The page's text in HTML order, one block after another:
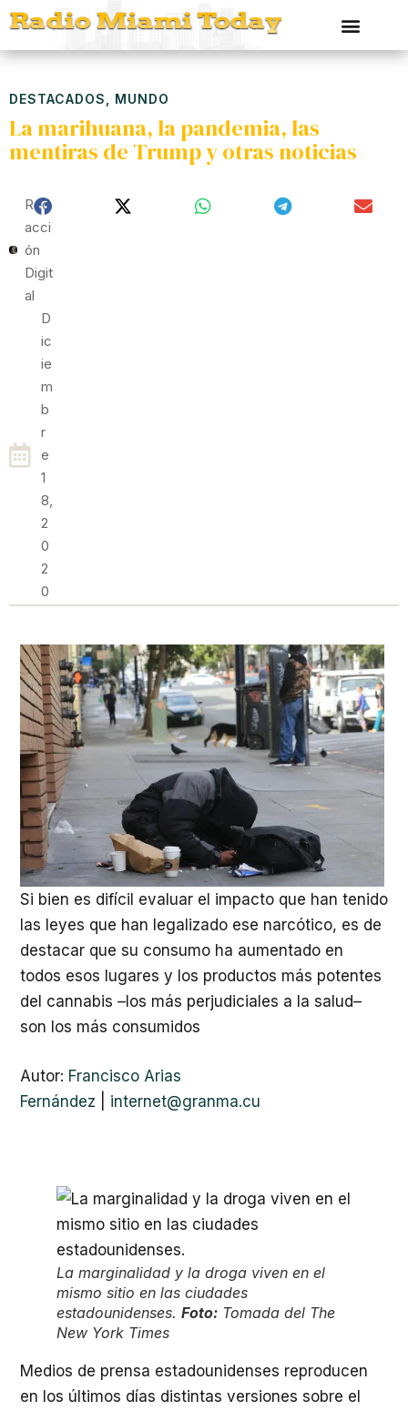
DESTACADOS MUNDO
La marihuana, la pandemia, las
mentiras de Trump y otras noticias
Red
Acci
Ón
Digit
Al
D
Ic
Ie
M
B
R
E
1
8,
2
0
2
0
Si bien es difícil evaluar el impacto que han tenido
las leyes que han legalizado ese narcótico, es de
destacar que su consumo ha aumentado en
todos esos lugares y los productos más potentes
del cannabis –los más perjudiciales a la salud–
son los más consumidos
Autor: Francisco Arias
Fernández
internet@granma.cu
La marginalidad y la droga viven en el
mismo sitio en las ciudades
estadounidenses. Foto: Tomada del The
New York Times
Medios de prensa estadounidenses reproducen
en los últimos días distintas versiones sobre el